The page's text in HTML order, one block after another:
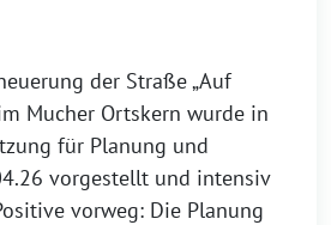
der Straße „Auf
Mucher Ortskern wurde in
für Planung und
vorgestellt und intensiv
vorweg: Die Planung